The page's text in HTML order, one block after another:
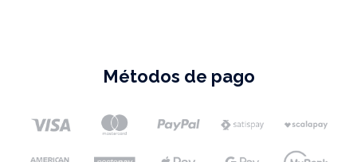
Métodos de pago